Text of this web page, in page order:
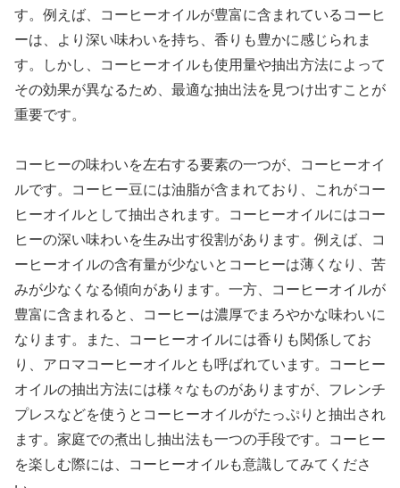
す。例えば、コーヒーオイルが豊富に含まれているコーヒ
ーは、より深い味わいを持ち、香りも豊かに感じられま
す。しかし、コーヒーオイルも使用量や抽出方法によって
その効果が異なるため、最適な抽出法を見つけ出すことが
重要です。
コーヒーの味わいを左右する要素の一つが、コーヒーオイ
ルです。コーヒー豆には油脂が含まれており、これがコー
ヒーオイルとして抽出されます。コーヒーオイルにはコー
ヒーの深い味わいを生み出す役割があります。例えば、コ
ーヒーオイルの含有量が少ないとコーヒーは薄くなり、苦
みが少なくなる傾向があります。一方、コーヒーオイルが
豊富に含まれると、コーヒーは濃厚でまろやかな味わいに
なります。また、コーヒーオイルには香りも関係してお
り、アロマコーヒーオイルとも呼ばれています。コーヒー
オイルの抽出方法には様々なものがありますが、フレンチ
プレスなどを使うとコーヒーオイルがたっぷりと抽出され
ます。家庭での煮出し抽出法も一つの手段です。コーヒー
を楽しむ際には、コーヒーオイルも意識してみてくださ